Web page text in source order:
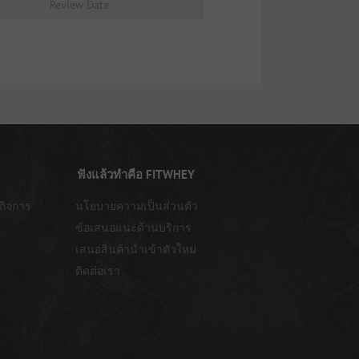
Review Date
ฟังแล้วทำคือ FITWHEY
จการ
นโยบายความเป็นส่วนตัว
ข้อเสนอแนะด้านบริการ
เสนอสินค้านำเข้าตัวใหม่
ติดต่อเรา